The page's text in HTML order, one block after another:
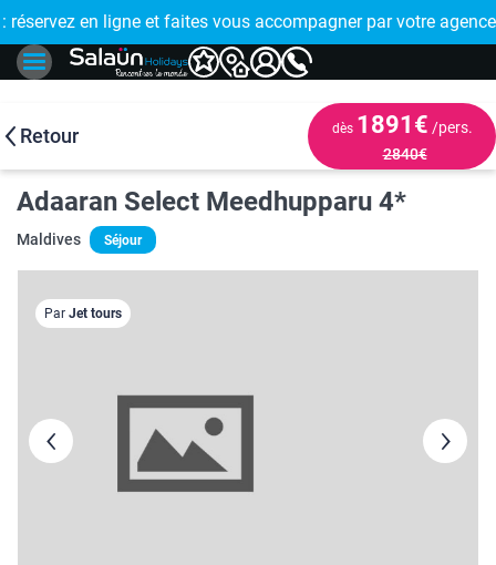
!
: réservez en ligne et faites vous accompagner par votre
🤩
Retour dès 1891€ /pers.
2840€
Adaaran Select Meedhupparu 4*
Maldives Séjour
Par Jet tours